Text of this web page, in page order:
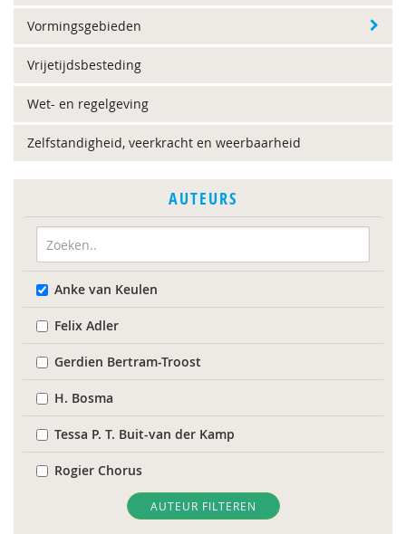
Vormingsgebieden
Vrijetijdsbesteding
Wet- en regelgeving
Zelfstandigheid, veerkracht en weerbaarheid
AUTEURS
Anke van Keulen
Felix Adler
Gerdien Bertram-Troost
H. Bosma
Tessa P. T. Buit-van der Kamp
Rogier Chorus
AUTEUR FILTEREN